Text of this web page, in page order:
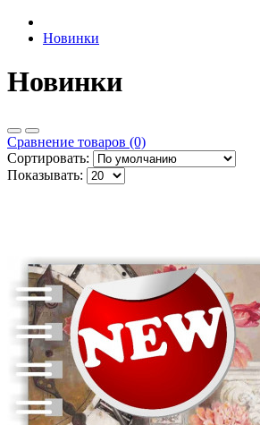
Новинки
Новинки
Сравнение товаров (0)
Сортировать:
Показывать: